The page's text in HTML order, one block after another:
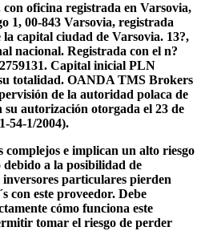
oficina registrada en Varsovia,
1, 00-843 Varsovia, registrada
capital ciudad de Varsovia. 13?,
nacional. Registrada con el n?
Capital inicial PLN
su totalidad. OANDA TMS Brokers
de la autoridad polaca de
autorización otorgada el 23 de
54-1/2004).
complejos e implican un alto riesgo
a la posibilidad de
particulares pierden
con este proveedor. Debe
cómo funciona este
tomar el riesgo de perder